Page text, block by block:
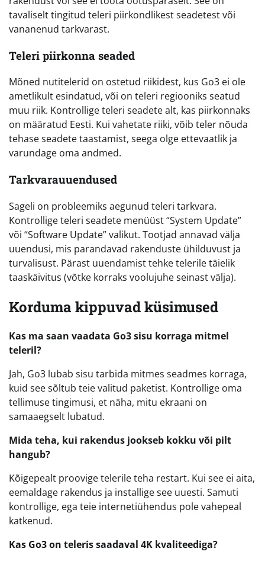
tavaliselt tingitud teleri piirkondlikest seadetest või
vananenud tarkvarast.
Teleri piirkonna seaded
Mõned nutitelerid on ostetud riikidest, kus Go3 ei ole
ametlikult esindatud, või on teleri regiooniks seatud
muu riik. Kontrollige teleri seadete alt, kas piirkonnaks
on määratud Eesti. Kui vahetate riiki, võib teler nõuda
tehase seadete taastamist, seega olge ettevaatlik ja
varundage oma andmed.
Tarkvarauuendused
Sageli on probleemiks aegunud teleri tarkvara.
Kontrollige teleri seadete menüüst “System Update”
või “Software Update” valikut. Tootjad annavad välja
uuendusi, mis parandavad rakenduste ühilduvust ja
turvalisust. Pärast uuendamist tehke telerile täielik
taaskäivitus (võtke korraks voolujuhe seinast välja).
Korduma kippuvad küsimused
Kas ma saan vaadata Go3 sisu korraga mitmel
teleril?
Jah, Go3 lubab sisu tarbida mitmes seadmes korraga,
kuid see sõltub teie valitud paketist. Kontrollige oma
tellimuse tingimusi, et näha, mitu ekraani on
samaaegselt lubatud.
Mida teha, kui rakendus jookseb kokku või pilt
hangub?
Kõigepealt proovige telerile teha restart. Kui see ei aita,
eemaldage rakendus ja installige see uuesti. Samuti
kontrollige, ega teie internetiühendus pole vahepeal
katkenud.
Kas Go3 on teleris saadaval 4K kvaliteediga?